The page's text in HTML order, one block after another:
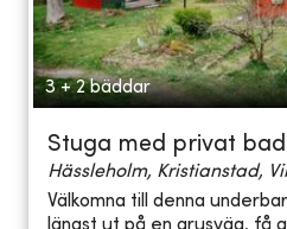
3 + 2 bäddar
Stuga med privat
Hässleholm, Kristianstad,
Välkomna till denna